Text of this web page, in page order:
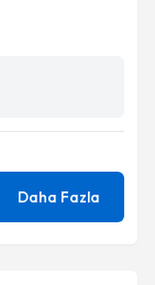
Daha Fazla